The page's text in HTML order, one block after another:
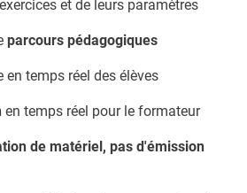
et de leurs paramètres
parcours pédagogiques
temps réel des élèves
en temps réel pour le formateur
de matériel, pas d'émission